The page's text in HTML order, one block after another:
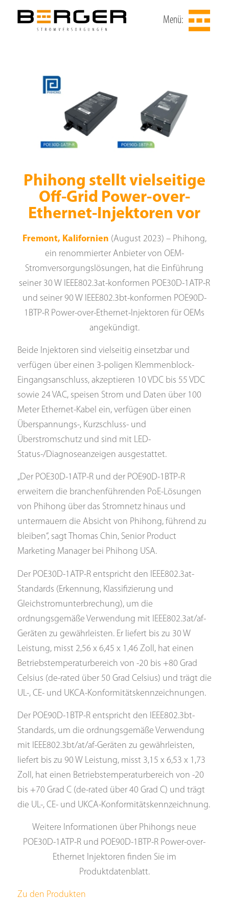
Menü:
Phihong stellt vielseitige
Off-Grid Power-over-
Ethernet-Injektoren vor
Fremont, Kalifornien (August 2023) – Phihong,
ein renommierter Anbieter von OEM-
Stromversorgungslösungen, hat die Einführung
seiner 30 W IEEE802.3at-konformen POE30D-1ATP-R
und seiner 90 W IEEE802.3bt-konformen POE90D-
1BTP-R Power-over-Ethernet-Injektoren für OEMs
angekündigt.
Beide Injektoren sind vielseitig einsetzbar und
verfügen über einen 3-poligen Klemmenblock-
Eingangsanschluss, akzeptieren 10 VDC bis 55 VDC
sowie 24 VAC, speisen Strom und Daten über 100
Meter Ethernet-Kabel ein, verfügen über einen
Überspannungs-, Kurzschluss- und
Überstromschutz und sind mit LED-
Status-/Diagnoseanzeigen ausgestattet.
„Der POE30D-1ATP-R und der POE90D-1BTP-R
erweitern die branchenführenden PoE-Lösungen
von Phihong über das Stromnetz hinaus und
untermauern die Absicht von Phihong, führend zu
bleiben“, sagt Thomas Chin, Senior Product
Marketing Manager bei Phihong USA.
Der POE30D-1ATP-R entspricht den IEEE802.3at-
Standards (Erkennung, Klassifizierung und
Gleichstromunterbrechung), um die
ordnungsgemäße Verwendung mit IEEE802.3at/af-
Geräten zu gewährleisten. Er liefert bis zu 30 W
Leistung, misst 2,56 x 6,45 x 1,46 Zoll, hat einen
Betriebstemperaturbereich von -20 bis +80 Grad
Celsius (de-rated über 50 Grad Celsius) und trägt die
UL-, CE- und UKCA-Konformitätskennzeichnungen.
Der POE90D-1BTP-R entspricht den IEEE802.3bt-
Standards, um die ordnungsgemäße Verwendung
mit IEEE802.3bt/at/af-Geräten zu gewährleisten,
liefert bis zu 90 W Leistung, misst 3,15 x 6,53 x 1,73
Zoll, hat einen Betriebstemperaturbereich von -20
bis +70 Grad C (de-rated über 40 Grad C) und trägt
die UL-, CE- und UKCA-Konformitätskennzeichnung.
Weitere Informationen über Phihongs neue
POE30D-1ATP-R und POE90D-1BTP-R Power-over-
Ethernet Injektoren finden Sie im
Produktdatenblatt.
Zu den Produkten